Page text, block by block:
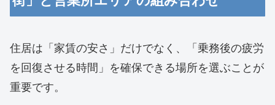
住居は「家賃の安さ」だけでなく、「乗務後の疲労
を回復させる時間」を確保できる場所を選ぶことが
重要です。